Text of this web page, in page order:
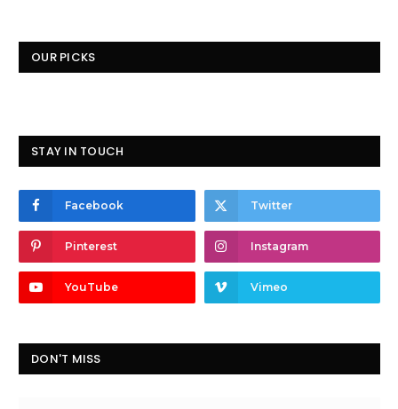
OUR PICKS
STAY IN TOUCH
Facebook Twitter
Pinterest Instagram
YouTube Vimeo
DON'T MISS